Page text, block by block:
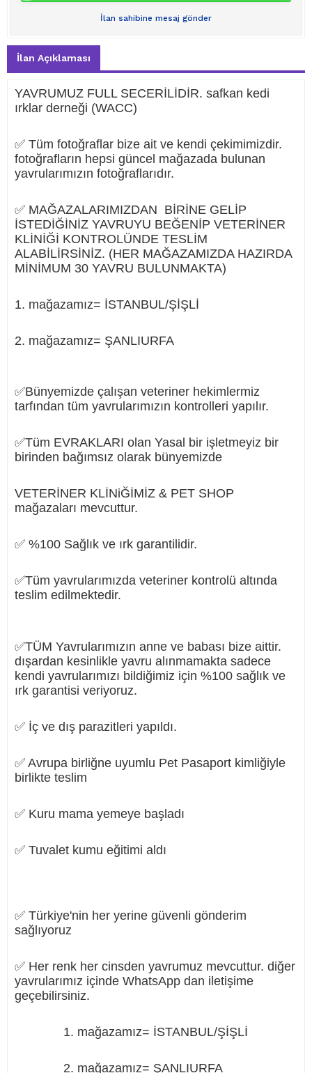
İlan sahibine mesaj gönder
İlan Açıklaması
YAVRUMUZ FULL SECERİLİDİR. safkan kedi
ırklar derneği (WACC)
✅ Tüm fotoğraflar bize ait ve kendi çekimimizdir.
fotoğrafların hepsi güncel mağazada bulunan
yavrularımızın fotoğraflarıdır.
✅ MAĞAZALARIMIZDAN BİRİNE GELİP
İSTEDİĞİNİZ YAVRUYU BEĞENİP VETERİNER
KLİNİĞİ KONTROLÜNDE TESLİM
ALABİLİRSİNİZ. (HER MAĞAZAMIZDA HAZIRDA
MİNİMUM 30 YAVRU BULUNMAKTA)
1. mağazamız= İSTANBUL/ŞİŞLİ
2. mağazamız= ŞANLIURFA
✅Bünyemizde çalışan veteriner hekimlermiz
tarfından tüm yavrularımızın kontrolleri yapılır.
✅Tüm EVRAKLARI olan Yasal bir işletmeyiz bir
birinden bağımsız olarak bünyemizde
VETERİNER KLİNiĞİMİZ & PET SHOP
mağazaları mevcuttur.
✅ %100 Sağlık ve ırk garantilidir.
✅Tüm yavrularımızda veteriner kontrolü altında
teslim edilmektedir.
✅TÜM Yavrularımızın anne ve babası bize aittir.
dışardan kesinlikle yavru alınmamakta sadece
kendi yavrularımızı bildiğimiz için %100 sağlık ve
ırk garantisi veriyoruz.
✅ İç ve dış parazitleri yapıldı.
✅ Avrupa birliğne uyumlu Pet Pasaport kimliğiyle
birlikte teslim
✅ Kuru mama yemeye başladı
✅ Tuvalet kumu eğitimi aldı
✅ Türkiye'nin her yerine güvenli gönderim
sağlıyoruz
✅ Her renk her cinsden yavrumuz mevcuttur. diğer
yavrularımız içinde WhatsApp dan iletişime
geçebilirsiniz.
1. mağazamız= İSTANBUL/ŞİŞLİ
2. mağazamız= ŞANLIURFA